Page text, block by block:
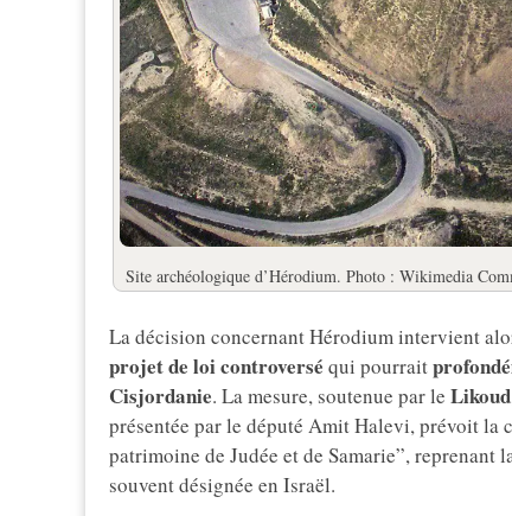
Site archéologique d’Hérodium. Photo : Wikimedia
La décision concernant Hérodium intervient
projet de loi controversé qui pourrait
Cisjordanie. La mesure, soutenue par le Likoud
présentée par le député Amit Halevi, prévoit la
patrimoine de Judée et de Samarie”,
souvent désignée en Israël.